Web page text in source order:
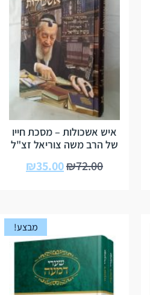
איש אשכולות – מסכת חייו
של הרב משה צוריאל זצ"ל
₪72.00
₪35.00
מבצע!